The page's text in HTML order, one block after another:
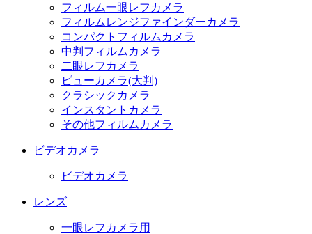
フィルム一眼レフカメラ
フィルムレンジファインダーカメラ
コンパクトフィルムカメラ
中判フィルムカメラ
二眼レフカメラ
ビューカメラ(大判)
クラシックカメラ
インスタントカメラ
その他フィルムカメラ
ビデオカメラ
ビデオカメラ
レンズ
一眼レフカメラ用